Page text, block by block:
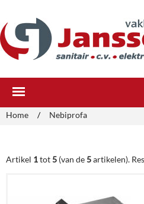
Home / Nebiprofa
Artikel 1tot5 (van de5artikelen).